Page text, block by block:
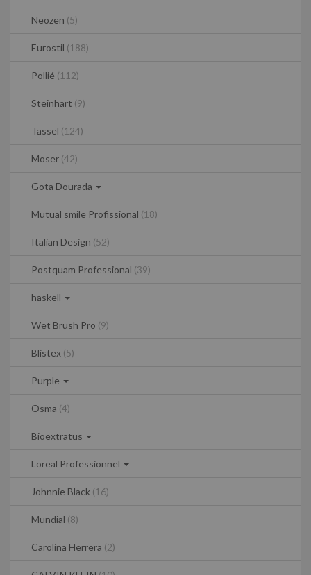
Neozen (5)
Eurostil (188)
Pollié (112)
Steinhart (9)
Tassel (124)
Moser (42)
Gota Dourada
Mutual smile Profissional (18)
Italian Design (52)
Postquam Professional (39)
haskell
Wet Brush Pro (9)
Blistex (5)
Purple
Osma (4)
Bioextratus
Loreal Professionnel
Johnnie Black (16)
Mundial (8)
Carolina Herrera (2)